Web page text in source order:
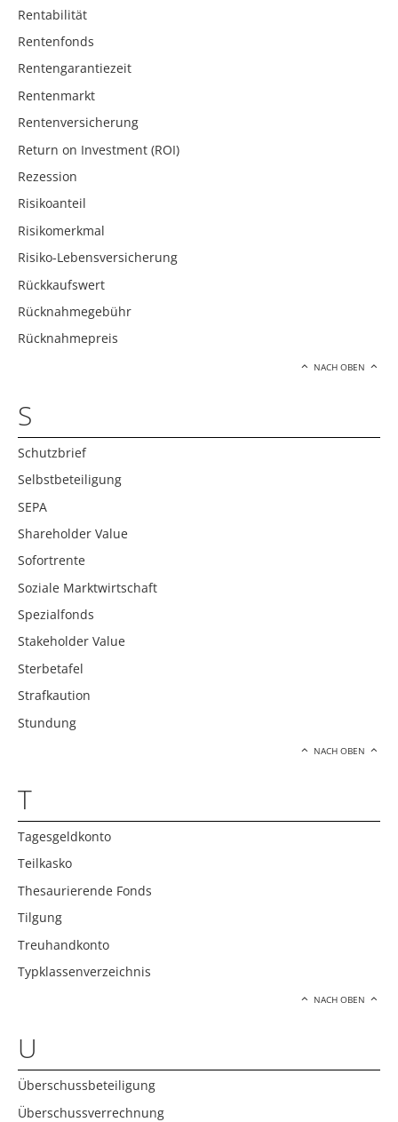
Rentabilität
Rentenfonds
Rentengarantiezeit
Rentenmarkt
Rentenversicherung
Return on Investment (ROI)
Rezession
Risikoanteil
Risikomerkmal
Risiko-Lebensversicherung
Rückkaufswert
Rücknahmegebühr
Rücknahmepreis
NACH OBEN
S
Schutzbrief
Selbstbeteiligung
SEPA
Shareholder Value
Sofortrente
Soziale Marktwirtschaft
Spezialfonds
Stakeholder Value
Sterbetafel
Strafkaution
Stundung
NACH OBEN
T
Tagesgeldkonto
Teilkasko
Thesaurierende Fonds
Tilgung
Treuhandkonto
Typklassenverzeichnis
NACH OBEN
U
Überschussbeteiligung
Überschussverrechnung